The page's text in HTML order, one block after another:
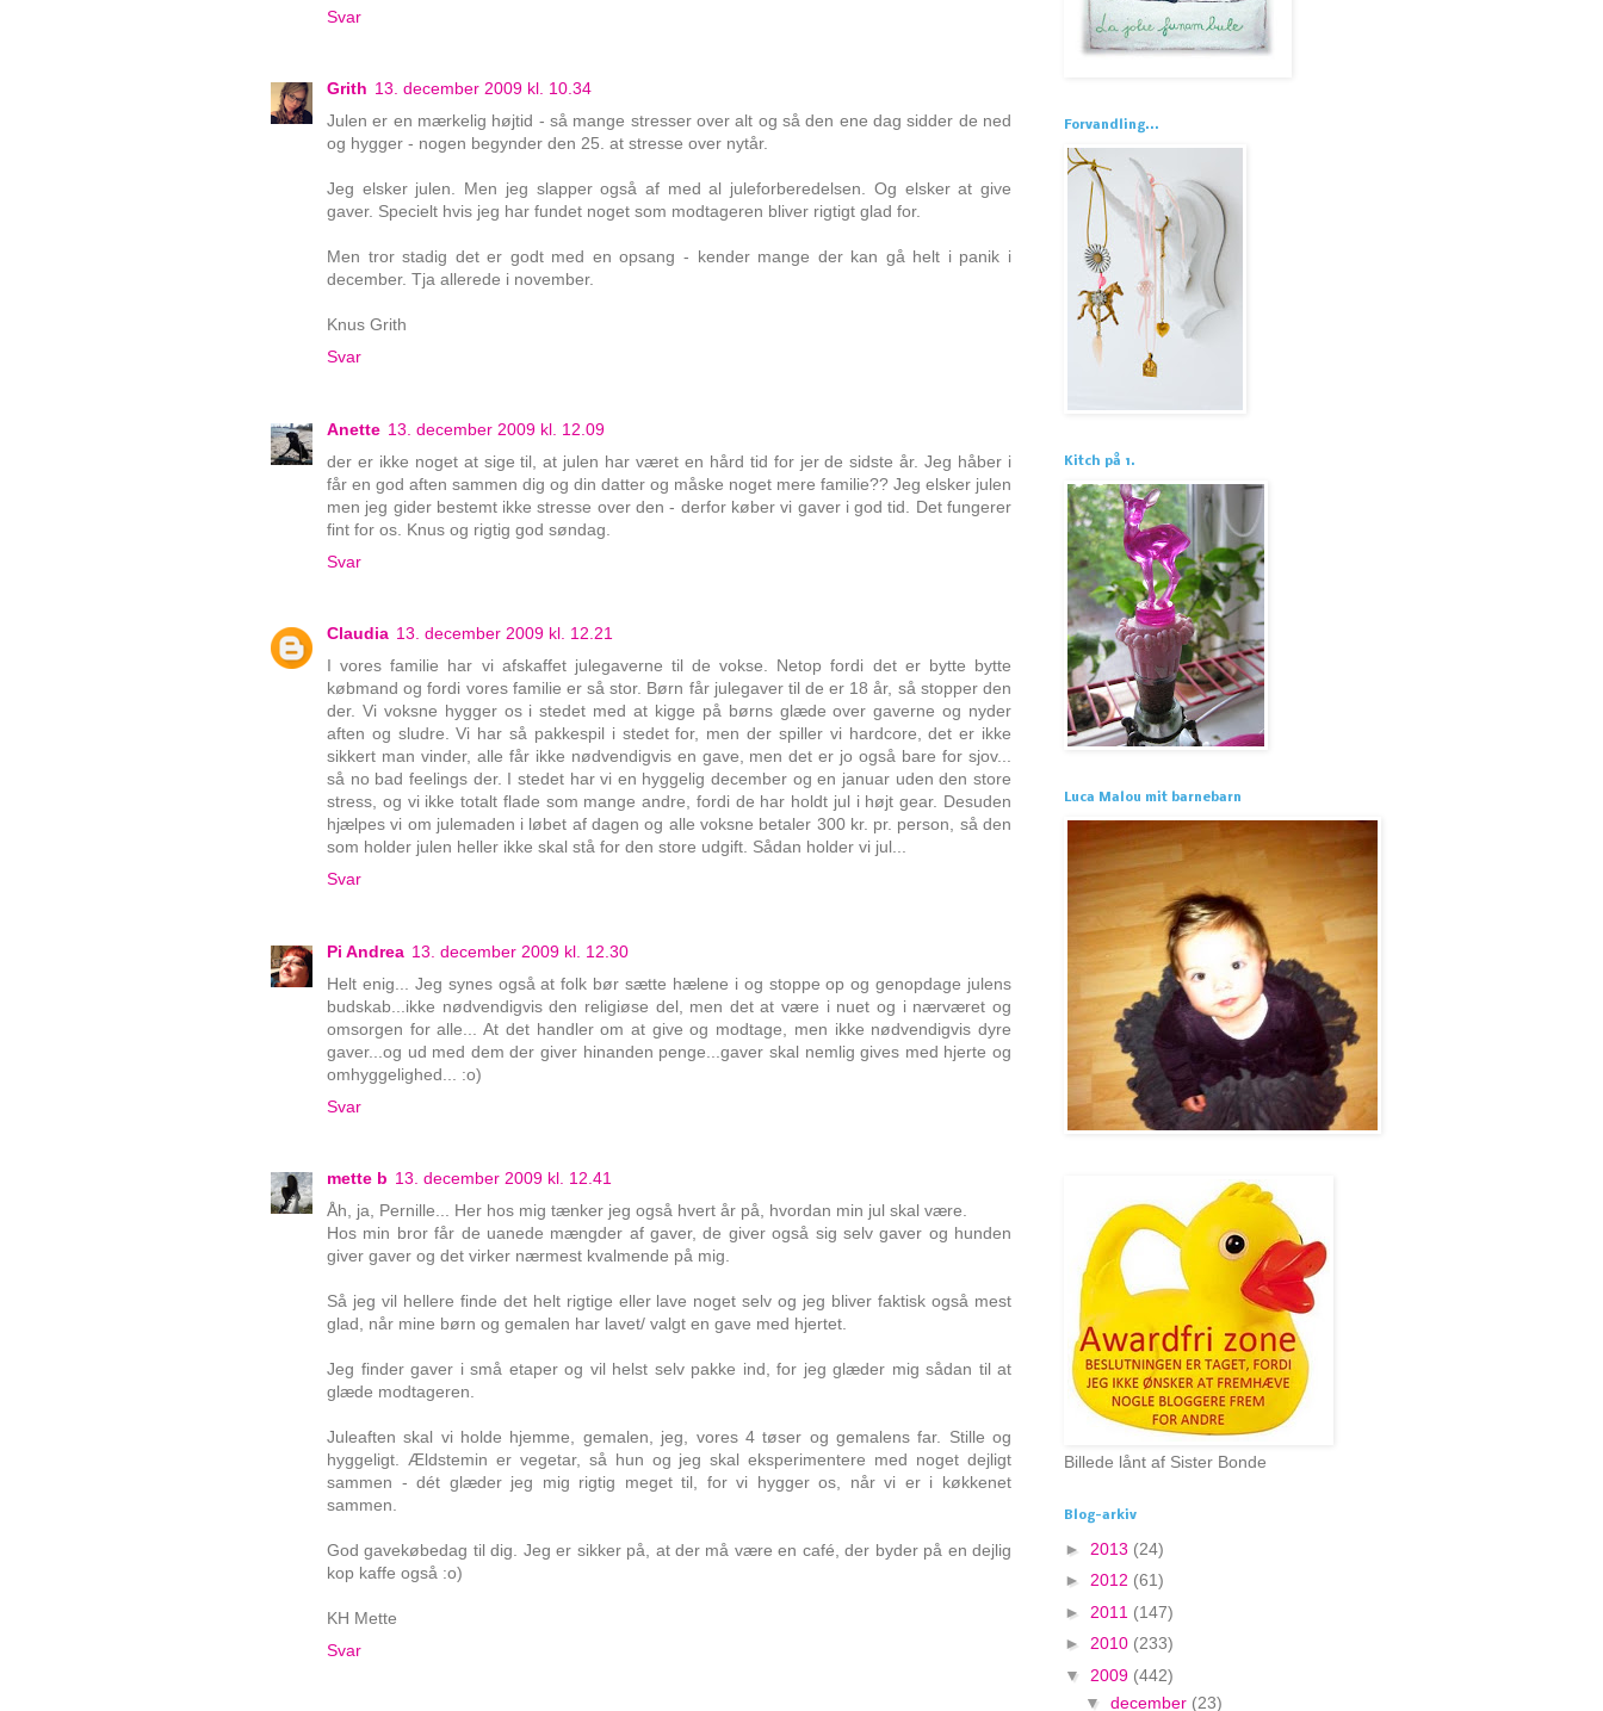
Svar
Grith 13. december 2009 kl. 10.34
Julen er en mærkelig højtid - så mange stresser over alt og så den ene dag sidder de ned
og hygger - nogen begynder den 25. at stresse over nytår.
Jeg elsker julen. Men jeg slapper også af med al juleforberedelsen. Og elsker at give
gaver. Specielt hvis jeg har fundet noget som modtageren bliver rigtigt glad for.
Men tror stadig det er godt med en opsang - kender mange der kan gå helt i panik i
december. Tja allerede i november.
Knus Grith
Svar
Anette 13. december 2009 kl. 12.09
der er ikke noget at sige til, at julen har været en hård tid for jer de sidste år. Jeg håber i
får en god aften sammen dig og din datter og måske noget mere familie?? Jeg elsker julen
men jeg gider bestemt ikke stresse over den - derfor køber vi gaver i god tid. Det fungerer
fint for os. Knus og rigtig god søndag.
Svar
Claudia 13. december 2009 kl. 12.21
I vores familie har vi afskaffet julegaverne til de vokse. Netop fordi det er bytte bytte
købmand og fordi vores familie er så stor. Børn får julegaver til de er 18 år, så stopper den
der. Vi voksne hygger os i stedet med at kigge på børns glæde over gaverne og nyder
aften og sludre. Vi har så pakkespil i stedet for, men der spiller vi hardcore, det er ikke
sikkert man vinder, alle får ikke nødvendigvis en gave, men det er jo også bare for sjov...
så no bad feelings der. I stedet har vi en hyggelig december og en januar uden den store
stress, og vi ikke totalt flade som mange andre, fordi de har holdt jul i højt gear. Desuden
hjælpes vi om julemaden i løbet af dagen og alle voksne betaler 300 kr. pr. person, så den
som holder julen heller ikke skal stå for den store udgift. Sådan holder vi jul...
Svar
Pi Andrea 13. december 2009 kl. 12.30
Helt enig... Jeg synes også at folk bør sætte hælene i og stoppe op og genopdage julens
budskab...ikke nødvendigvis den religiøse del, men det at være i nuet og i nærværet og
omsorgen for alle... At det handler om at give og modtage, men ikke nødvendigvis dyre
gaver...og ud med dem der giver hinanden penge...gaver skal nemlig gives med hjerte og
omhyggelighed... :o)
Svar
mette b 13. december 2009 kl. 12.41
Åh, ja, Pernille... Her hos mig tænker jeg også hvert år på, hvordan min jul skal være.
Hos min bror får de uanede mængder af gaver, de giver også sig selv gaver og hunden
giver gaver og det virker nærmest kvalmende på mig.
Så jeg vil hellere finde det helt rigtige eller lave noget selv og jeg bliver faktisk også mest
glad, når mine børn og gemalen har lavet/ valgt en gave med hjertet.
Jeg finder gaver i små etaper og vil helst selv pakke ind, for jeg glæder mig sådan til at
glæde modtageren.
Juleaften skal vi holde hjemme, gemalen, jeg, vores 4 tøser og gemalens far. Stille og
hyggeligt. Ældstemin er vegetar, så hun og jeg skal eksperimentere med noget dejligt
sammen - dét glæder jeg mig rigtig meget til, for vi hygger os, når vi er i køkkenet
sammen.
God gavekøbedag til dig. Jeg er sikker på, at der må være en café, der byder på en dejlig
kop kaffe også :o)
KH Mette
Svar
Forvandling...
Kitch på 1.
Luca Malou mit barnebarn
Billede lånt af Sister Bonde
Blog-arkiv
► 2013 (24)
► 2012 (61)
► 2011 (147)
► 2010 (233)
▼ 2009 (442)
▼ december (23)